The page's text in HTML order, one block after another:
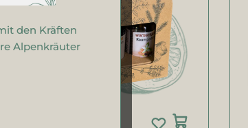
Geschenksets
den Kräften
Alpenkräuter